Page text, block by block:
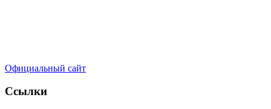
Официальный сайт
Ссылки